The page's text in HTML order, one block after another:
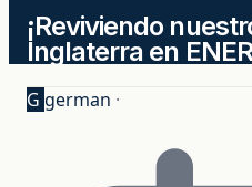
¡Reviviendo
Inglaterra en
G german ·